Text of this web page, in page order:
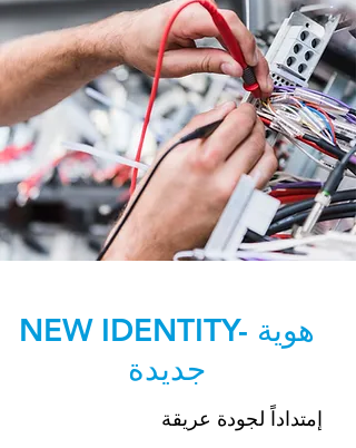
NEW IDENTITY- هوية
جديدة
إمتداداً لجودة عريقة